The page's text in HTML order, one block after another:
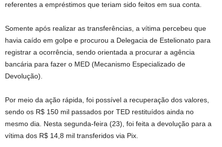
referentes a empréstimos que teriam sido feitos em sua conta.
Somente após realizar as transferências, a vítima percebeu que
havia caído em golpe e procurou a Delegacia de Estelionato para
registrar a ocorrência, sendo orientada a procurar a agência
bancária para fazer o MED (Mecanismo Especializado de
Devolução).
Por meio da ação rápida, foi possível a recuperação dos valores,
sendo os R$ 150 mil passados por TED restituídos ainda no
mesmo dia. Nesta segunda-feira (23), foi feita a devolução para a
vítima dos R$ 14,8 mil transferidos via Pix.